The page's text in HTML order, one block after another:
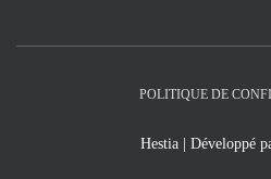
POLITIQUE DE
Hestia | Développé